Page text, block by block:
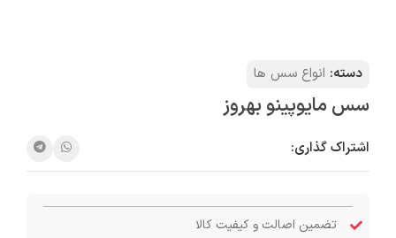
دسته: انواع سس ها
سس مایوپینو بهروز
اشتراک گذاری:
تضمین اصالت و کیفیت کالا